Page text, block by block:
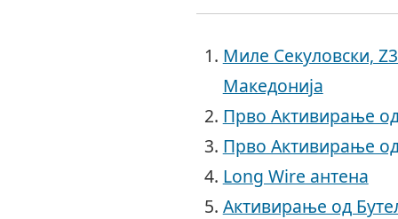
Миле Секуловски,
Македонија
Прво Активирање
Прво Активирање
Long Wire антена
Активирање од